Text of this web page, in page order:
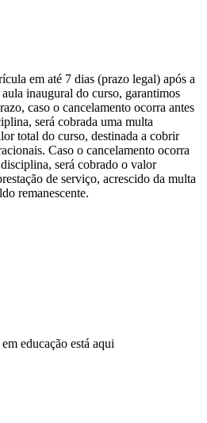
em até 7 dias (prazo legal) após a
inaugural do curso, garantimos
caso o cancelamento ocorra antes
será cobrada uma multa
total do curso, destinada a cobrir
Caso o cancelamento ocorra
será cobrado o valor
de serviço, acrescido da multa
remanescente.
educação está aqui